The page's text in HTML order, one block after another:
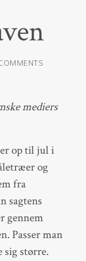
mediers
op til jul i
og
fra
sagtens
gennem
Passer man
sig større.